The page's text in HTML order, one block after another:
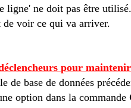
ligne' ne doit pas être utilisé.
de voir ce qui va arriver.
pour maintenir
de base de données
option dans la commande